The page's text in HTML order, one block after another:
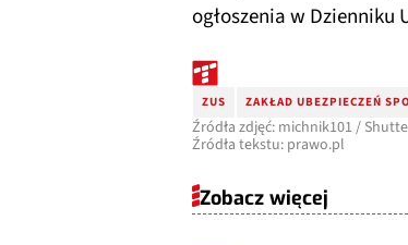
ogłoszenia w
ZUS ZAKŁAD UBEZPIECZEŃ
Źródła zdjęć: michnik101 /
Źródła tekstu: prawo.pl
Zobacz więcej